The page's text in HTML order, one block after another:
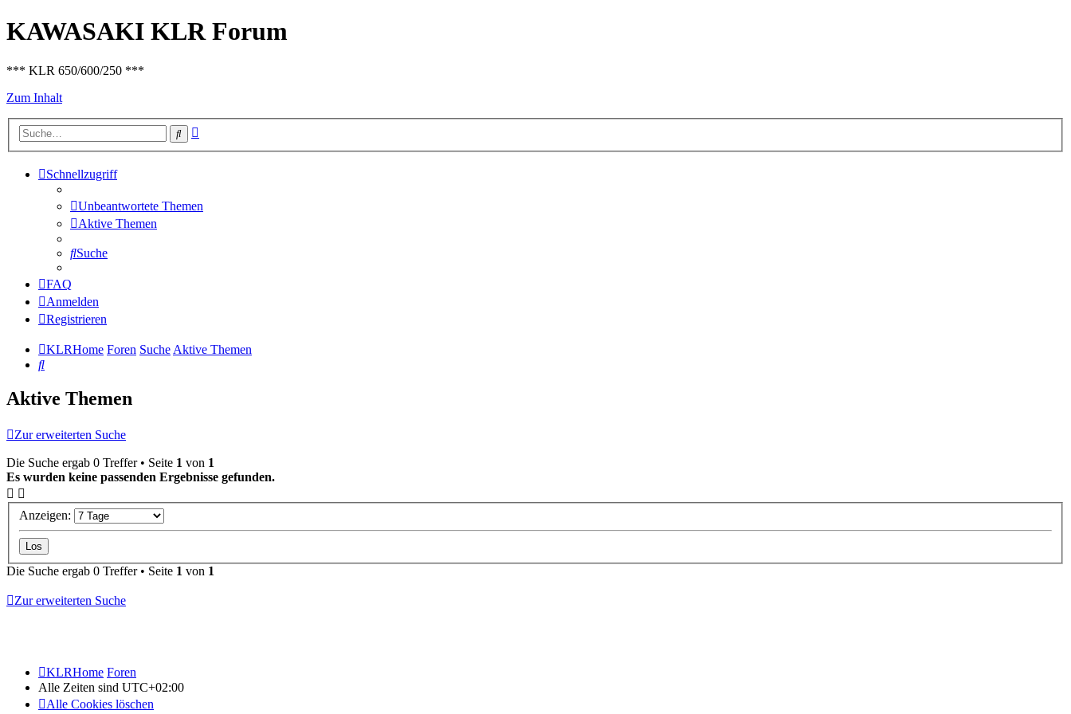
KAWASAKI KLR Forum
*** KLR 650/600/250 ***
Zum Inhalt
Suche
Schnellzugriff
Unbeantwortete Themen
Aktive Themen
Suche
FAQ
Anmelden
Registrieren
KLRHome Foren SucheAktive Themen
Suche
Aktive Themen
Zur erweiterten Suche
Die Suche ergab 0 Treffer • Seite 1 von 1
Es wurden keine passenden Ergebnisse gefunden.
Anzeigen:
Die Suche ergab 0 Treffer • Seite 1 von 1
Zur erweiterten Suche
KLRHome Foren
Alle Zeiten sind UTC+02:00
Alle Cookies löschen